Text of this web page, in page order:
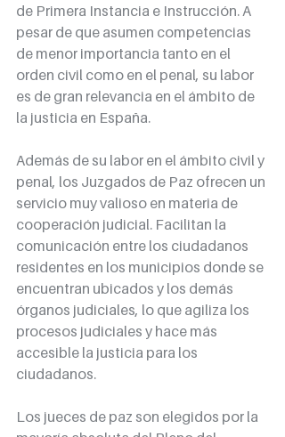
de Primera Instancia e Instrucción. A
pesar de que asumen competencias
de menor importancia tanto en el
orden civil como en el penal, su labor
es de gran relevancia en el ámbito de
la justicia en España.
Además de su labor en el ámbito civil y
penal, los Juzgados de Paz ofrecen un
servicio muy valioso en materia de
cooperación judicial. Facilitan la
comunicación entre los ciudadanos
residentes en los municipios donde se
encuentran ubicados y los demás
órganos judiciales, lo que agiliza los
procesos judiciales y hace más
accesible la justicia para los
ciudadanos.
Los jueces de paz son elegidos por la